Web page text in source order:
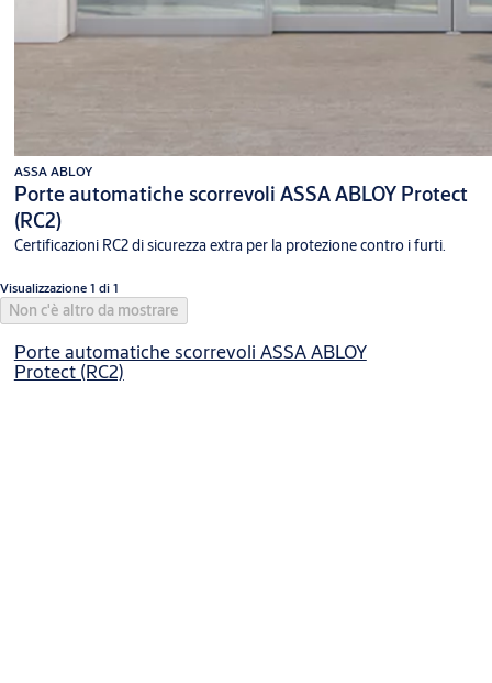
ASSA ABLOY
Porte automatiche scorrevoli ASSA ABLOY Protect
(RC2)
Certificazioni RC2 di sicurezza extra per la protezione contro i furti.
Visualizzazione 1 di 1
Non c'è altro da mostrare
Porte automatiche scorrevoli ASSA ABLOY
Protect (RC2)